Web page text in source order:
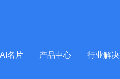
名片 产品中心 行业解